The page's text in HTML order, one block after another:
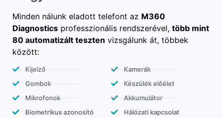
Minden nálunk eladott telefont az M360
Diagnostics professzionális rendszerével, több mint
80 automatizált teszten vizsgálunk át, többek
között:
Kijelző
Gombok
Mikrofonok
Biometrikus azonosító
Kamerák
Készülék előélet
Akkumulátor
Hálózati kapcsolat